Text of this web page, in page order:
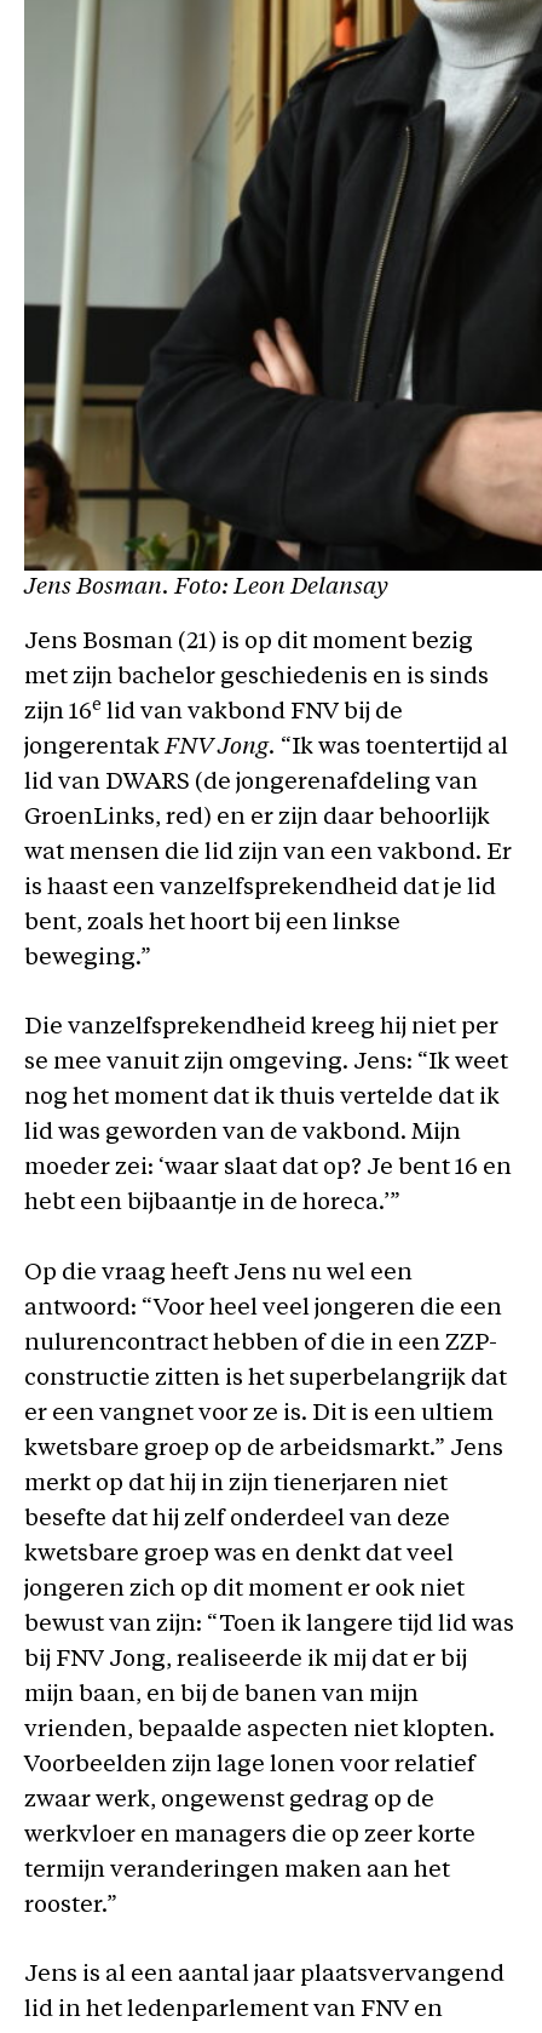
Jens Bosman. Foto: Leon Delansay
Jens Bosman (21) is op dit moment bezig
met zijn bachelor geschiedenis en is sinds
zijn 16e lid van vakbond FNV bij de
jongerentakFNV Jong. “Ik was toentertijd al
lid van DWARS (de jongerenafdeling van
GroenLinks, red) en er zijn daar behoorlijk
wat mensen die lid zijn van een vakbond. Er
is haast een vanzelfsprekendheid dat je lid
bent, zoals het hoort bij een linkse
beweging.”
Die vanzelfsprekendheid kreeg hij niet per
se mee vanuit zijn omgeving. Jens: “Ik weet
nog het moment dat ik thuis vertelde dat ik
lid was geworden van de vakbond. Mijn
moeder zei: ‘waar slaat dat op? Je bent 16 en
hebt een bijbaantje in de horeca.’”
Op die vraag heeft Jens nu wel een
antwoord: “Voor heel veel jongeren die een
nulurencontract hebben of die in een ZZP-
constructie zitten is het superbelangrijk dat
er een vangnet voor ze is. Dit is een ultiem
kwetsbare groep op de arbeidsmarkt.” Jens
merkt op dat hij in zijn tienerjaren niet
besefte dat hij zelf onderdeel van deze
kwetsbare groep was en denkt dat veel
jongeren zich op dit moment er ook niet
bewust van zijn: “Toen ik langere tijd lid was
bij FNV Jong, realiseerde ik mij dat er bij
mijn baan, en bij de banen van mijn
vrienden, bepaalde aspecten niet klopten.
Voorbeelden zijn lage lonen voor relatief
zwaar werk, ongewenst gedrag op de
werkvloer en managers die op zeer korte
termijn veranderingen maken aan het
rooster.”
Jens is al een aantal jaar plaatsvervangend
lid in het ledenparlement van FNV en